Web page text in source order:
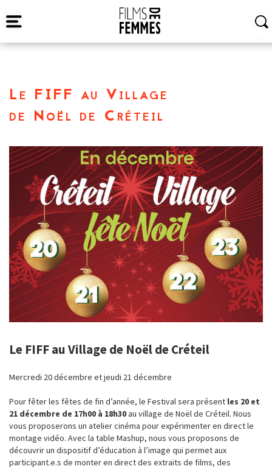
Le FIFF au Village
de Noël de Créteil
Le FIFF au Village de Noël de Créteil
Mercredi 20 décembre et jeudi 21 décembre
Pour fêter les fêtes de fin d’année, le Festival sera présent les 20 et
21 décembre de 17h00 à 18h30au village de Noël de Créteil. Nous
vous proposerons un atelier cinéma pour expérimenter en direct le
montage vidéo. Avec la table Mashup, nous vous proposons de
découvrir un dispositif d’éducation à l’image qui permet aux
participant.e.s de monter en direct des extraits de films, des